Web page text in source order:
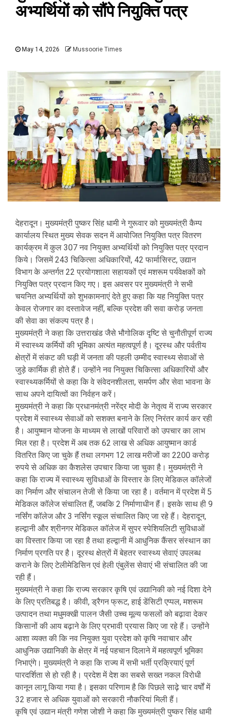
अभ्यर्थियों को सौंपे नियुक्ति पत्र
May 14, 2026 Mussoorie Times
देहरादून। मुख्यमंत्री पुष्कर सिंह धामी ने गुरूवार को मुख्यमंत्री कैम्प
कार्यालय स्थित मुख्य सेवक सदन में आयोजित नियुक्ति पत्र वितरण
कार्यक्रम में कुल 307 नव नियुक्त अभ्यर्थियों को नियुक्ति पत्र प्रदान
किये। जिसमें 243 चिकित्सा अधिकारियों, 42 फार्मासिस्ट, उद्यान
विभाग के अन्तर्गत 22 प्रयोगशाला सहायकों एवं मशरूम पर्यवेक्षकों को
नियुक्ति पत्र प्रदान किए गए। इस अवसर पर मुख्यमंत्री ने सभी
चयनित अभ्यर्थियों को शुभकामनाएं देते हुए कहा कि यह नियुक्ति पत्र
केवल रोजगार का दस्तावेज नहीं, बल्कि प्रदेश की सवा करोड़ जनता
की सेवा का संकल्प पत्र है।
मुख्यमंत्री ने कहा कि उत्तराखंड जैसे भौगोलिक दृष्टि से चुनौतीपूर्ण राज्य
में स्वास्थ्य कर्मियों की भूमिका अत्यंत महत्वपूर्ण है। दूरस्थ और पर्वतीय
क्षेत्रों में संकट की घड़ी में जनता की पहली उम्मीद स्वास्थ्य सेवाओं से
जुड़े कार्मिक ही होते हैं। उन्होंने नव नियुक्त चिकित्सा अधिकारियों और
स्वास्थ्यकर्मियों से कहा कि वे संवेदनशीलता, समर्पण और सेवा भावना के
साथ अपने दायित्वों का निर्वहन करें।
मुख्यमंत्री ने कहा कि प्रधानमंत्री नरेंद्र मोदी के नेतृत्व में राज्य सरकार
प्रदेश में स्वास्थ्य सेवाओं को सशक्त बनाने के लिए निरंतर कार्य कर रही
है। आयुष्मान योजना के माध्यम से लाखों परिवारों को उपचार का लाभ
मिल रहा है। प्रदेश में अब तक 62 लाख से अधिक आयुष्मान कार्ड
वितरित किए जा चुके हैं तथा लगभग 12 लाख मरीजों का 2200 करोड़
रुपये से अधिक का कैशलेस उपचार किया जा चुका है। मुख्यमंत्री ने
कहा कि राज्य में स्वास्थ्य सुविधाओं के विस्तार के लिए मेडिकल कॉलेजों
का निर्माण और संचालन तेजी से किया जा रहा है। वर्तमान में प्रदेश में 5
मेडिकल कॉलेज संचालित हैं, जबकि 2 निर्माणाधीन हैं। इसके साथ ही 9
नर्सिंग कॉलेज और 3 नर्सिंग स्कूल संचालित किए जा रहे हैं। देहरादून,
हल्द्वानी और श्रीनगर मेडिकल कॉलेज में सुपर स्पेशियलिटी सुविधाओं
का विस्तार किया जा रहा है तथा हल्द्वानी में आधुनिक कैंसर संस्थान का
निर्माण प्रगति पर है। दूरस्थ क्षेत्रों में बेहतर स्वास्थ्य सेवाएं उपलब्ध
कराने के लिए टेलीमेडिसिन एवं हेली एंबुलेंस सेवाएं भी संचालित की जा
रही हैं।
मुख्यमंत्री ने कहा कि राज्य सरकार कृषि एवं उद्यानिकी को नई दिशा देने
के लिए प्रतिबद्ध है। कीवी, ड्रैगन फ्रूट, हाई डेंसिटी एप्पल, मशरूम
उत्पादन तथा मधुमक्खी पालन जैसी उच्च मूल्य फसलों को बढ़ावा देकर
किसानों की आय बढ़ाने के लिए प्रभावी प्रयास किए जा रहे हैं। उन्होंने
आशा व्यक्त की कि नव नियुक्त युवा प्रदेश को कृषि नवाचार और
आधुनिक उद्यानिकी के क्षेत्र में नई पहचान दिलाने में महत्वपूर्ण भूमिका
निभाएंगे। मुख्यमंत्री ने कहा कि राज्य में सभी भर्ती प्रक्रियाएं पूर्ण
पारदर्शिता से हो रही है। प्रदेश में देश का सबसे सख्त नकल विरोधी
कानून लागू किया गया है। इसका परिणाम है कि पिछले साढ़े चार वर्षों में
32 हजार से अधिक युवाओं को सरकारी नौकरियां मिली हैं।
कृषि एवं उद्यान मंत्री गणेश जोशी ने कहा कि मुख्यमंत्री पुष्कर सिंह धामी